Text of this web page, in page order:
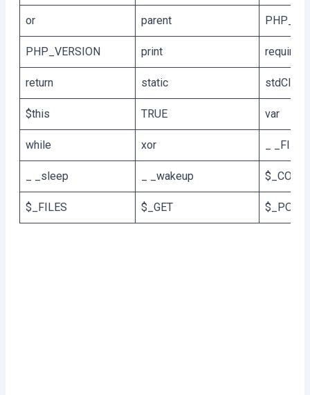
or parent PHP_OS
PHP_VERSION print require
return static stdClass
$this TRUE var
while xor _
_ _sleep _ _wakeup
$_FILES $_GET $_POST